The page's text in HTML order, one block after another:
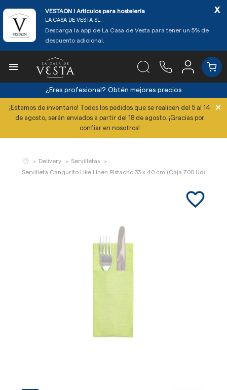
VESTAON l Artículos para hostelería
LA CASA DE VESTA SL.
Descarga la app de La Casa de Vesta para tener un 5% de
descuento adicional.
x

¿Eres profesional? Obtén mejores precios
¡Estamos de inventario! Todos los pedidos que se realicen del 5 al 14
de agosto, serán enviados a partir del 18 de agosto. ¡Gracias por
confiar en nosotros!
×
Delivery
Servilletas
Servilleta Cangurito Like Linen Pistacho 33 x 40 cm (Caja 700 Uds)
favorite_border